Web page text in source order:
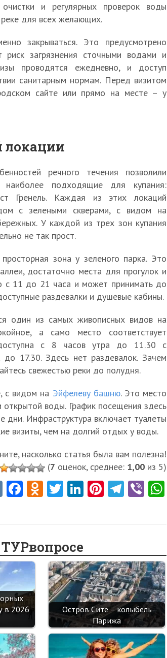
и регулярных проверок воды
для всех желающих.
закрываться. Это предусмотрено
риск загрязнения сточными водами и
проводятся ежедневно, и доступ
санитарным нормам. Перед визитом
сайте или прямо на месте – у
локации
речного течения позволили
подходящие для купания:
Гренель. Каждая из этих локаций
с зелеными скверами, с видом на
У каждой из трех зон купания
не так прост.
зона у зеленого парка. Это
достаточно места для прогулок и
с 11 до 21 часа и может принимать до
раздевалки и душевые кабины.
один из самых живописных видов на
а само место соответствует
доступна с 8 часов утра до 11.30 с
до 17.30. Здесь нет раздевалок. Зачем
свежестью реки до полудня.
с видом на Эйфелеву башню. Это место
открытой воды. График посещения здесь
Инфраструктура включает туалеты
визиты, чем на долгий отдых у воды.
насколько статья была вам полезна!
(7 оценок, среднее: 1,00из 5)
VFa
o
k
O
kl
as
sn
ik
i
T Li
n
Pi
t
Te
m
Vi
в 2026
Остров Сите – колыбель
Парижа